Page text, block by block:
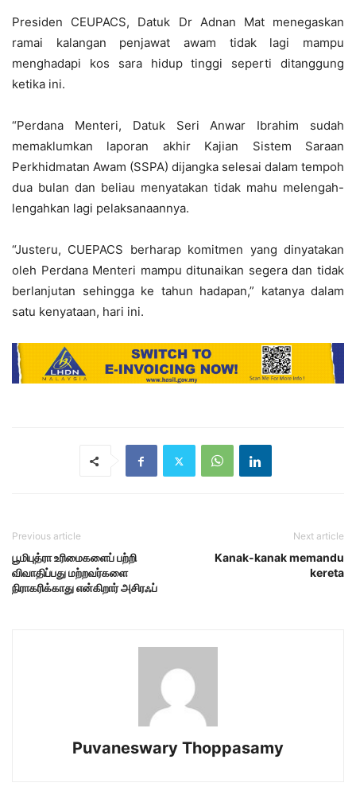
Presiden CEUPACS, Datuk Dr Adnan Mat menegaskan
ramai kalangan penjawat awam tidak lagi mampu
menghadapi kos sara hidup tinggi seperti ditanggung
ketika ini.
“Perdana Menteri, Datuk Seri Anwar Ibrahim sudah
memaklumkan laporan akhir Kajian Sistem Saraan
Perkhidmatan Awam (SSPA) dijangka selesai dalam tempoh
dua bulan dan beliau menyatakan tidak mahu melengah-
lengahkan lagi pelaksanaannya.
“Justeru, CUEPACS berharap komitmen yang dinyatakan
oleh Perdana Menteri mampu ditunaikan segera dan tidak
berlanjutan sehingga ke tahun hadapan,” katanya dalam
satu kenyataan, hari ini.
Previous article
பூமிபுத்ரா உரிமைகளைப் பற்றி
விவாதிப்பது மற்றவர்களை
நிராகரிக்காது என்கிறார் அசிரஃப்
Next article
Kanak-kanak memandu
kereta
Puvaneswary Thoppasamy